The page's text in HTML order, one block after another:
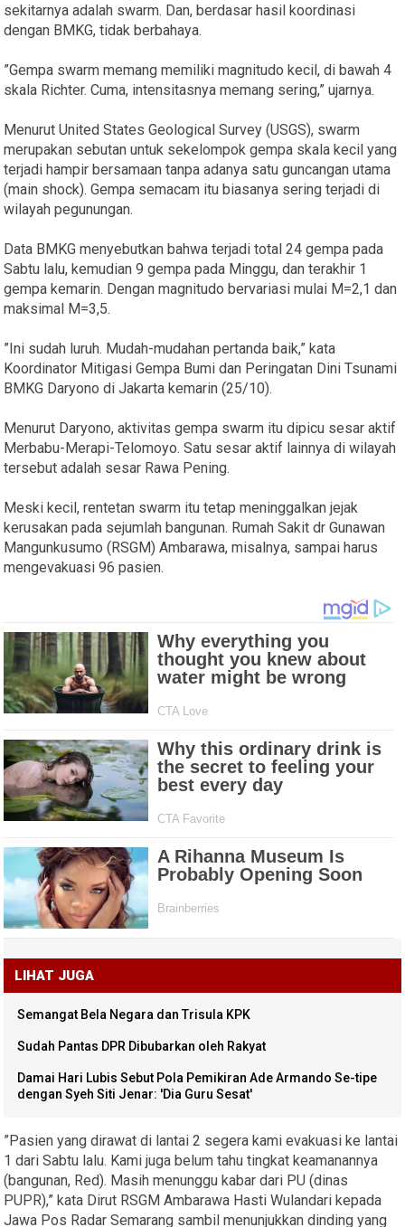
sekitarnya adalah swarm. Dan, berdasar hasil koordinasi
dengan BMKG, tidak berbahaya.
”Gempa swarm memang memiliki magnitudo kecil, di bawah 4
skala Richter. Cuma, intensitasnya memang sering,” ujarnya.
Menurut United States Geological Survey (USGS), swarm
merupakan sebutan untuk sekelompok gempa skala kecil yang
terjadi hampir bersamaan tanpa adanya satu guncangan utama
(main shock). Gempa semacam itu biasanya sering terjadi di
wilayah pegunungan.
Data BMKG menyebutkan bahwa terjadi total 24 gempa pada
Sabtu lalu, kemudian 9 gempa pada Minggu, dan terakhir 1
gempa kemarin. Dengan magnitudo bervariasi mulai M=2,1 dan
maksimal M=3,5.
”Ini sudah luruh. Mudah-mudahan pertanda baik,” kata
Koordinator Mitigasi Gempa Bumi dan Peringatan Dini Tsunami
BMKG Daryono di Jakarta kemarin (25/10).
Menurut Daryono, aktivitas gempa swarm itu dipicu sesar aktif
Merbabu-Merapi-Telomoyo. Satu sesar aktif lainnya di wilayah
tersebut adalah sesar Rawa Pening.
Meski kecil, rentetan swarm itu tetap meninggalkan jejak
kerusakan pada sejumlah bangunan. Rumah Sakit dr Gunawan
Mangunkusumo (RSGM) Ambarawa, misalnya, sampai harus
mengevakuasi 96 pasien.
LIHAT JUGA
Semangat Bela Negara dan Trisula KPK
Sudah Pantas DPR Dibubarkan oleh Rakyat
Damai Hari Lubis Sebut Pola Pemikiran Ade Armando Se-tipe
dengan Syeh Siti Jenar: 'Dia Guru Sesat'
”Pasien yang dirawat di lantai 2 segera kami evakuasi ke lantai
1 dari Sabtu lalu. Kami juga belum tahu tingkat keamanannya
(bangunan, Red). Masih menunggu kabar dari PU (dinas
PUPR),” kata Dirut RSGM Ambarawa Hasti Wulandari kepada
Jawa Pos Radar Semarang sambil menunjukkan dinding yang